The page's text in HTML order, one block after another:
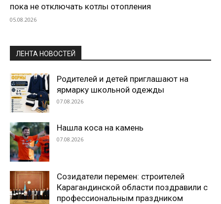
пока не отключать котлы отопления
05.08.2026
ЛЕНТА НОВОСТЕЙ
Родителей и детей приглашают на
ярмарку школьной одежды
07.08.2026
Нашла коса на камень
07.08.2026
Созидатели перемен: строителей
Карагандинской области поздравили с
профессиональным праздником